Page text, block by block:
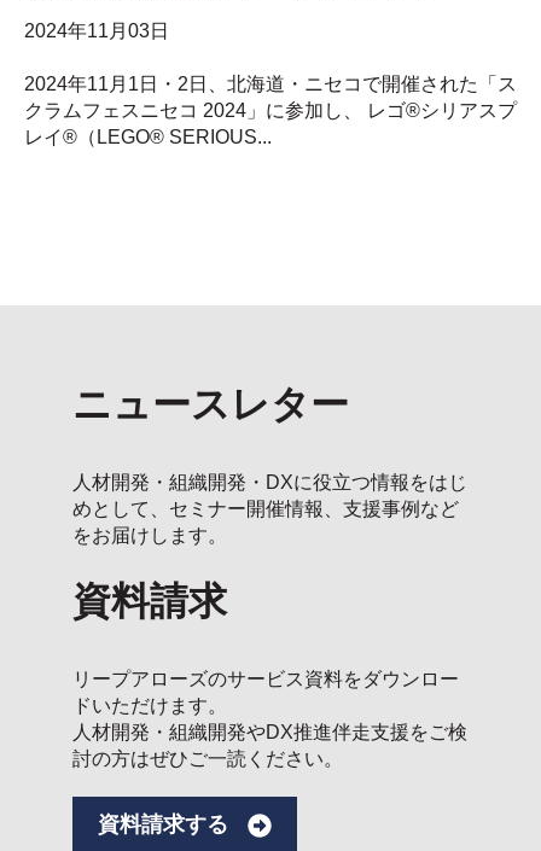
2024年11月03日
2024年11月1日・2日、北海道・ニセコで開催された「ス
クラムフェスニセコ 2024」に参加し、 レゴ®シリアスプ
レイ®（LEGO® SERIOUS...
ニュースレター
人材開発・組織開発・DXに役立つ情報をはじ
めとして、セミナー開催情報、支援事例など
をお届けします。
資料請求
リープアローズのサービス資料をダウンロー
ドいただけます。
人材開発・組織開発やDX推進伴走支援をご検
討の方はぜひご一読ください。
資料請求する